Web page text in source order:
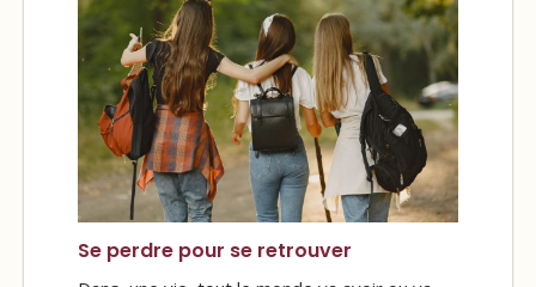
Se perdre pour se retrouver